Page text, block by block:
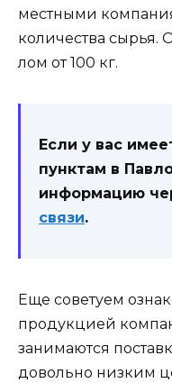
местными
количества сырья.
лом от 100 кг.
Если у вас
пунктам в
информацию
связи.
Еще советуем
продукцией
занимаются
довольно низким